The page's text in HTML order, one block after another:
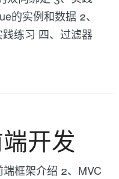
的实例和数据 2、
练习 四、过滤器
开发
端框架介绍 2、MVC